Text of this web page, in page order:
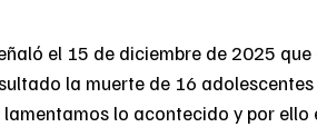
el 15 de diciembre de 2025
la muerte de 16
lo acontecido y por